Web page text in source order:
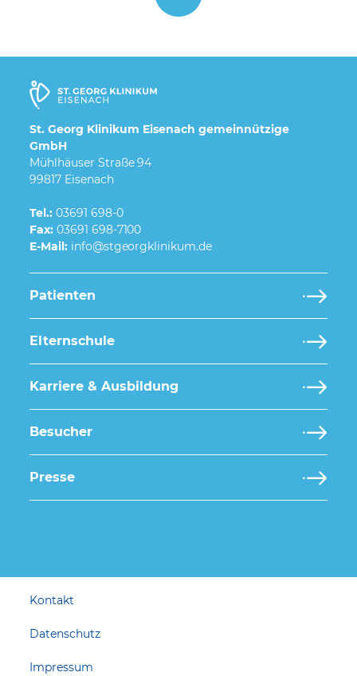
St. Georg Klinikum Eisenach gemeinnützige
GmbH
Mühlhäuser Straße 94
99817 Eisenach
Tel.: 03691 698-0
Fax: 03691 698-7100
E-Mail:
Patienten
Elternschule
Karriere & Ausbildung
Besucher
Presse
Kontakt
Datenschutz
Impressum